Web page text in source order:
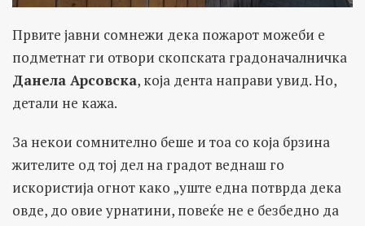
Првите јавни сомнежи дека пожарот можеби е
подметнат ги отвори скопската градоначалничка
Данела Арсовска, која дента направи увид. Но,
детали не кажа.
За некои сомнително беше и тоа со која брзина
жителите од тој дел на градот веднаш го
искористија огнот како „уште една потврда дека
овде, до овие урнатини, повеќе не е безбедно да